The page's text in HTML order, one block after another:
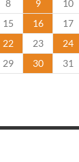
8 9 10
15 16 17
22 23 24
29 30
31